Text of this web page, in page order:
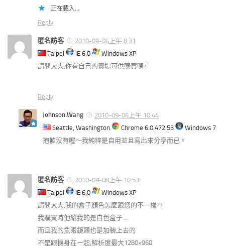
正在載入...
Reply
匿名訪客
2010-09-06上午 8:31
Taipei
IE 6.0
Windows XP
請問大大,你有自己的賣場可供購買嗎?
Reply
Johnson.Wang
2010-09-06上午 10:44
Seattle, Washington
Chrome 6.0.472.53
Windows 7
抱歉沒有喔～我純粹是自用並且寫出來分享而已。
匿名訪客
2010-09-08上午 10:53
Taipei
IE 6.0
Windows XP
請問大大,我的盒子顏色怎麼跟您的不一樣??
我購買時他給我的是白色盒子…
而且我的魚眼鏡頭也是加裝上去的
不是跟機身在一起,解析度最大1280×960